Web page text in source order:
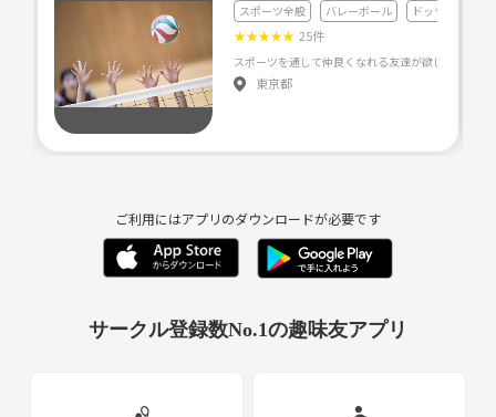
スポーツ全般 バレーボール ドッチボール
★★★★★ 25件
東京都
ご利用にはアプリのダウンロードが必要です
サークル登録数No.1の趣味友アプリ